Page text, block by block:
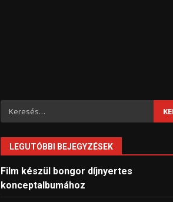
Keresés:
LEGUTÓBBI BEJEGYZÉSEK
Film készül bongor díjnyertes
konceptalbumához